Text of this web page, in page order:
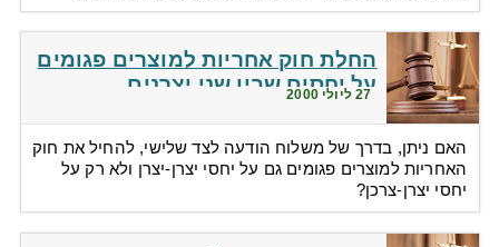
החלת חוק אחריות למוצרים פגומים
על יחסים שבין שני יצרנים
27 ליולי 2000
האם ניתן, בדרך של משלוח הודעה לצד שלישי, להחיל את חוק
האחריות למוצרים פגומים גם על יחסי יצרן-יצרן ולא רק על
יחסי יצרן-צרכן?